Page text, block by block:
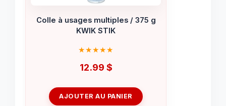
Colle à usages multiples / 375 g
KWIK STIK
12.99 $
AJOUTER AU PANIER